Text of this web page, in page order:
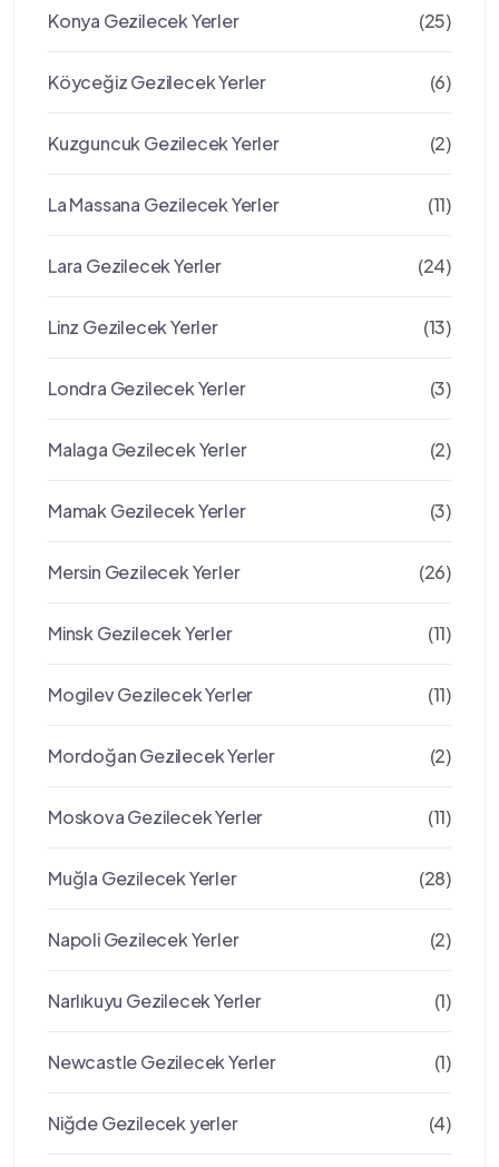
Konya Gezilecek Yerler (25)
Köyceğiz Gezilecek Yerler (6)
Kuzguncuk Gezilecek Yerler (2)
La Massana Gezilecek Yerler (11)
Lara Gezilecek Yerler (24)
Linz Gezilecek Yerler (13)
Londra Gezilecek Yerler (3)
Malaga Gezilecek Yerler (2)
Mamak Gezilecek Yerler (3)
Mersin Gezilecek Yerler (26)
Minsk Gezilecek Yerler (11)
Mogilev Gezilecek Yerler (11)
Mordoğan Gezilecek Yerler (2)
Moskova Gezilecek Yerler (11)
Muğla Gezilecek Yerler (28)
Napoli Gezilecek Yerler (2)
Narlıkuyu Gezilecek Yerler (1)
Newcastle Gezilecek Yerler (1)
Niğde Gezilecek yerler (4)